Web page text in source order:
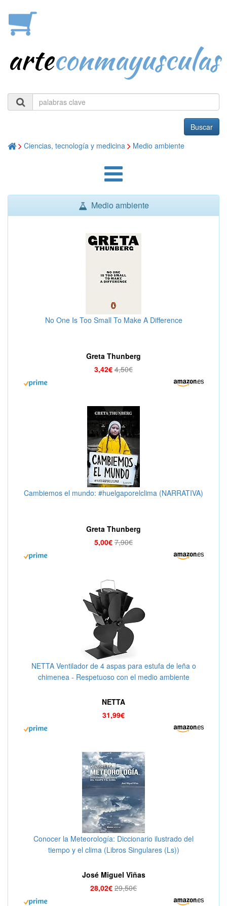
arteconmayusculas
Buscar
Ciencias, tecnología y medicina
Medio ambiente
Medio ambiente
No One Is Too Small To Make A Difference
Greta Thunberg
3,42€ 4,50€
Cambiemos el mundo: #huelgaporelclima (NARRATIVA)
Greta Thunberg
5,00€ 7,90€
NETTA Ventilador de 4 aspas para estufa de leña o
chimenea - Respetuoso con el medio ambiente
NETTA
31,99€
Conocer la Meteorología: Diccionario ilustrado del
tiempo y el clima (Libros Singulares (Ls))
José Miguel Viñas
28,02€ 29,50€